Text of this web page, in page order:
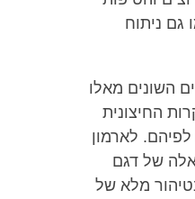
גם ניתוח
השונים מאלו
החיצונית
לארמון
של דגם
מלא של